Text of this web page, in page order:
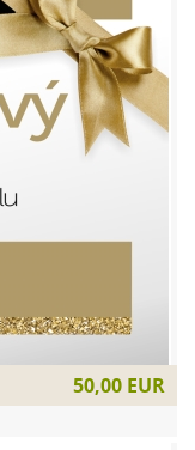
50,00 EUR